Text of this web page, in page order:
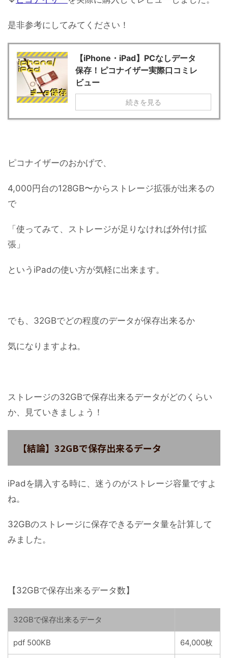
是非参考にしてみてください！
【iPhone・iPad】PCなしデータ
保存！ピコナイザー実際口コミレ
ビュー
続きを見る
ピコナイザーのおかげで、
4,000円台の128GB〜からストレージ拡張が出来るの
で
「使ってみて、ストレージが足りなければ外付け拡
張」
というiPadの使い方が気軽に出来ます。
でも、32GBでどの程度のデータが保存出来るか
気になりますよね。
ストレージの32GBで保存出来るデータがどのくらい
か、見ていきましょう！
【結論】32GBで保存出来るデータ
iPadを購入する時に、迷うのがストレージ容量ですよ
ね。
32GBのストレージに保存できるデータ量を計算して
みました。
【32GBで保存出来るデータ数】
32GBで保存出来るデータ
pdf 500KB 64,000枚